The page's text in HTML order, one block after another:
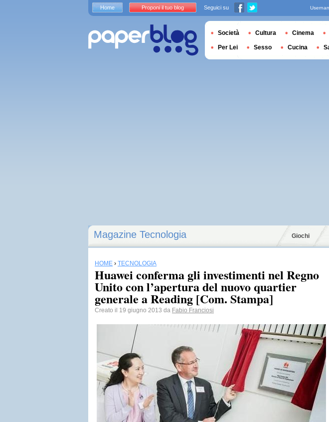
Magazine Tecnologia Giochi
HOME › TECNOLOGIA
Huawei conferma gli investimenti nel Regno
Unito con l’apertura del nuovo quartier
generale a Reading [Com. Stampa]
Creato il 19 giugno 2013 da Fabio Franciosi
Home Proponi il tuo blog Seguici su
Società Cultura Cinema
Per Lei Sesso Cucina